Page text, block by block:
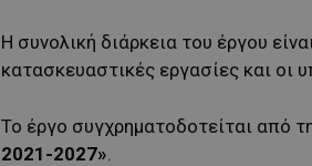
Η συνολική διάρκεια του έργου
κατασκευαστικές εργασίες και οι
Το έργο συγχρηματοδοτείται από
2021-2027»